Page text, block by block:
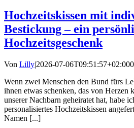
Hochzeitskissen mit
Bestickung – ein
Hochzeitsgeschenk
Von Lilly|2026-07-06T09:51:57+02:00
Wenn zwei Menschen den Bund fürs
ihnen etwas schenken, das von Herzen
unserer Nachbarn geheiratet hat, habe
personalisiertes Hochzeitskissen
Namen [...]